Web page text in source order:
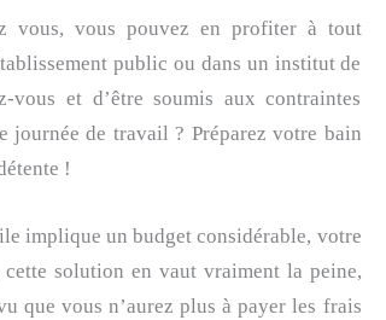
vous, vous pouvez en profiter à tout
public ou dans un institut de
vous et d’être soumis aux contraintes
journée de travail ? Préparez votre bain
!
implique un budget considérable, votre
solution en vaut vraiment la peine,
que vous n’aurez plus à payer les frais